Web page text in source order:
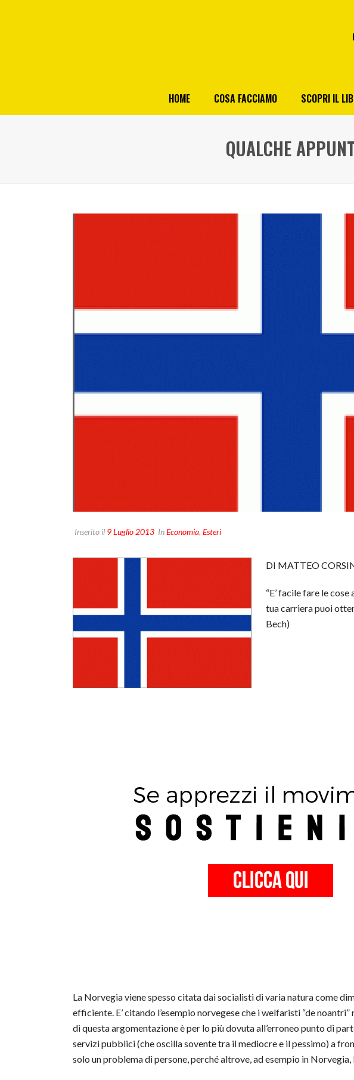
HOME COSA FACCIAMO SCOPRI IL
QUALCHE
Inserito il 9 Luglio 2013 InEconomia, Esteri
DI MATTEO
“E’ facile fare le
tua carriera puoi
Bech)
La Norvegia viene spesso citata dai socialisti di varia natura come
efficiente. E’ citando l’esempio norvegese che i welfaristi “de
di questa argomentazione è per lo più dovuta all’erroneo punto di
servizi pubblici (che oscilla sovente tra il mediocre e il pessimo) a
solo un problema di persone, perché altrove, ad esempio in